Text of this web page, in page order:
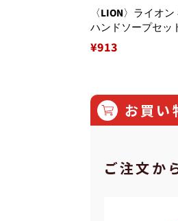
〈LION〉ライオ
ハンドソープセッ
通
格
¥913
お買い
ご注⽂か